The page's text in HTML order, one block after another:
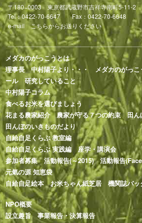
〒180−0003 東京都武蔵野市吉祥寺南町5-11-2
Tel：0422-70-6647 Fax：0422-70-6648
e-mailこちらからお送りください
メダカのがっこうとは
理事長 中村陽子より・・・
メダカのがっ
ール
研究していること
中村陽子コラム
食べるお米を選びましょう
花まる農家紹介
農家が守る７つの約束
田ん
田んぼのいきものだより
自給自足くらぶ 教室編
自給自足くらぶ 実践編
座学・講演会
参加者募集
活動報告(～2015)
活動報告
元氣の源 知恵袋
自給自足絵本
お米ちゃん紙芝居 機関誌バ
NPO概要
設立趣旨
事業報告・決算報告